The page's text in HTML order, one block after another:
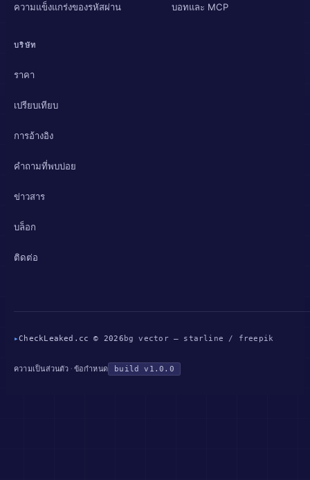
ความแข็งแกร่งของรหัสผ่าน บอทและ MCP
บริษัท
ราคา
เปรียบเทียบ
การอ้างอิง
คำถามที่พบบ่อย
ข่าวสาร
บล็อก
ติดต่อ
▸CheckLeaked.cc © 2026 bg vector — starline / freepik
ความเป็นส่วนตัว · ข้อกำหนด build v1.0.0